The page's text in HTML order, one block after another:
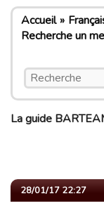
Accueil
Recherche un
La guide
28/01/17 22:27